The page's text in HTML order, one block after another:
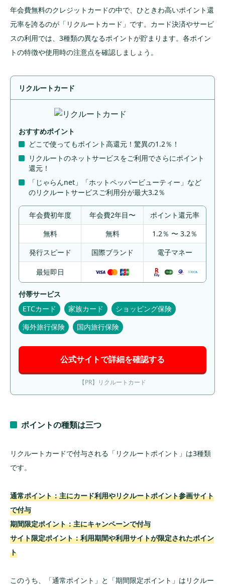
リクルートカードの利用
キャンペーンを活用する
他のポイントから移行する
関連サービスで利用する
dポイントとも等価交換が可能で使い道が広がる
リクルートかんたん支払いで決済
日々のやりくりに高還元カードを使いたい人
リクルートカードの申し込み方法
まずは会員登録が必要
カード申し込みに必要なもの
Webで申し込み手続きできる
審査の傾向と無職の場合の注意点
国際ブランドの選び方と2枚持ちの可否
まとめ
年会費無料のクレジットカードの中で、ひときわ高いポイント還
元率を誇るのが「リクルートカード」です。カード決済やサービ
スの利用では、3種類の異なるポイントが貯まります。各ポイン
トの特徴や使用時の注意点を確認しましょう。
リクルートカード
おすすめポイント
どこで使ってもポイント高還元！驚異の1.2％！
リクルートのネットサービスをご利用でさらにポイント
還元！
「じゃらんnet」「ホットペッパービューティー」など
のリクルートサービスご利用分が最大3.2％
年会費初年度 年会費2年目〜
ポイント還元率
無料
無料
1.2％ 〜 3.2％
発行スピード
国際ブランド 電子マネー
最短即日
付帯サービス
ETCカード
家族カード
ショッピング保険
海外旅行保険
国内旅行保険
公式サイトで詳細を確認する
【PR】リクルートカード
ポイントの種類は三つ
リクルートカードで付与される「リクルートポイント」は3種類
です。
通常ポイント：主にカード利用やリクルートポイント参画サイト
で付与
期間限定ポイント：主にキャンペーンで付与
サイト限定ポイント：利用期間や利用サイトが限定されたポイン
ト
このうち、「通常ポイント」と「期間限定ポイント」はリクルー